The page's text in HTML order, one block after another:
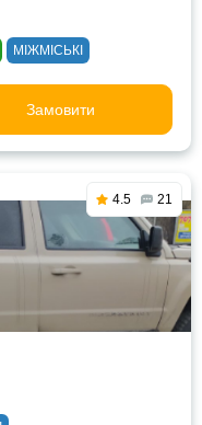
МІЖМІСЬКІ
Замовити
4.5 21